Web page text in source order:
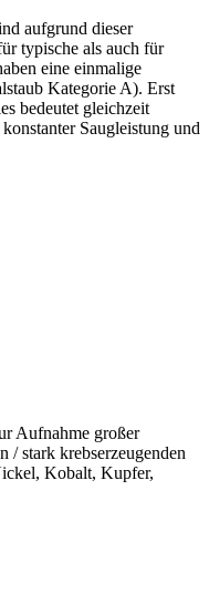
aufgrund dieser
typische als auch für
eine einmalige
Kategorie A). Erst
bedeutet gleichzeit
Saugleistung und
Aufnahme großer
/ stark krebserzeugenden
Kobalt, Kupfer,